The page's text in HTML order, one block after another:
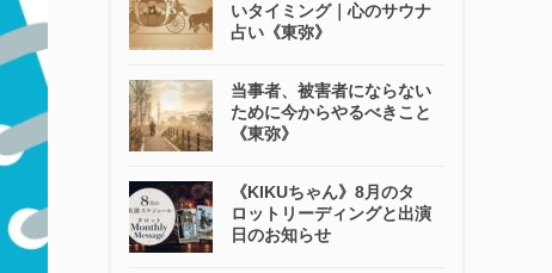
いタイミング｜心のサウナ
占い《東弥》
当事者、被害者にならない
ために今からやるべきこと
《東弥》
《KIKUちゃん》8月のタ
ロットリーディングと出演
日のお知らせ